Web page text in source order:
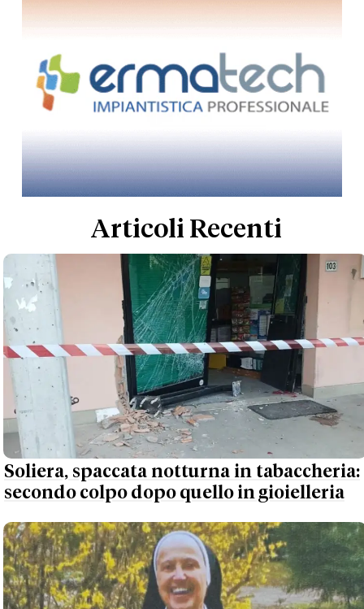
Articoli Recenti
Soliera, spaccata notturna in tabaccheria:
secondo colpo dopo quello in gioielleria